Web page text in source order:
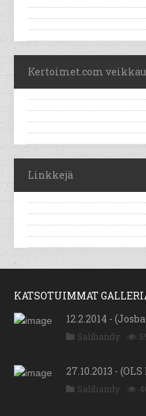
Kertoimet.com
Linkkejä
KATSOTUIMMAT
12.2.2014 -
Salibandy
27.10.2013 -
Salibandy